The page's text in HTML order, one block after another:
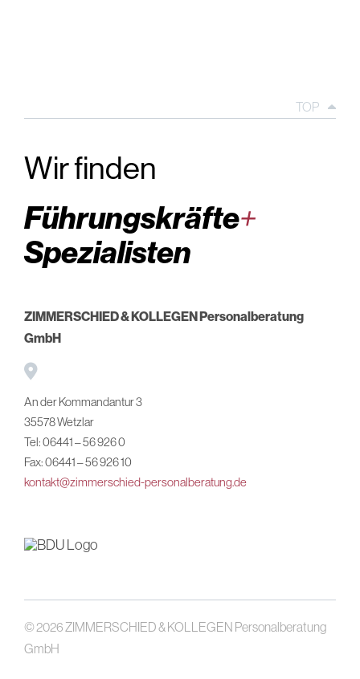
TOP
Wir finden
Führungskräfte+
Spezialisten
ZIMMERSCHIED & KOLLEGEN Personalberatung
GmbH
An der Kommandantur 3
35578 Wetzlar
Tel: 06441 – 56 926 0
Fax: 06441 – 56 926 10
kontakt@zimmerschied-personalberatung.de
© 2026 ZIMMERSCHIED & KOLLEGEN Personalberatung
GmbH